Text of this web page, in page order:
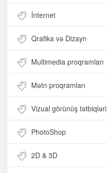
İnternet
Qrafika və Dizayn
Multimedia proqramları
Mətn proqramları
Vizual görünüş tətbiqləri
PhotoShop
2D & 3D